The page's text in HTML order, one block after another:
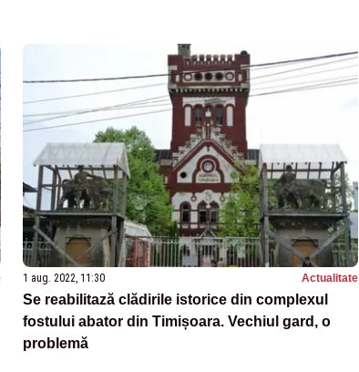
1 aug. 2022, 11:30 Actualitate
Se reabilitază clădirile istorice din complexul
fostului abator din Timișoara. Vechiul gard, o
problemă